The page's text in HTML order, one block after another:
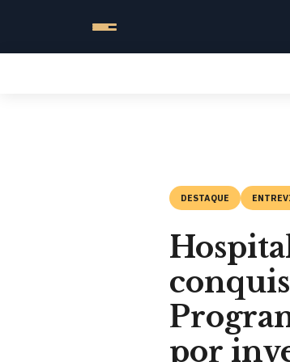
DESTAQUE
por